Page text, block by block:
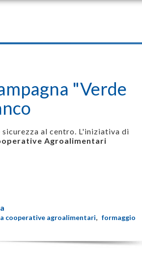
"Verde
sicurezza al centro. L'iniziativa di
Agroalimentari
cooperative agroalimentari, formaggio